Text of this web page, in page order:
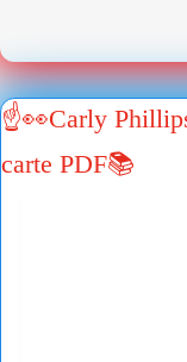
☝👀Carly
carte PDF📚